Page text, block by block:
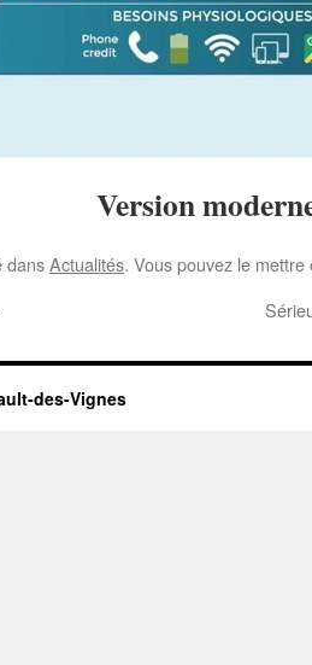
Version
dansActualités. Vous pouvez le
des-Vignes